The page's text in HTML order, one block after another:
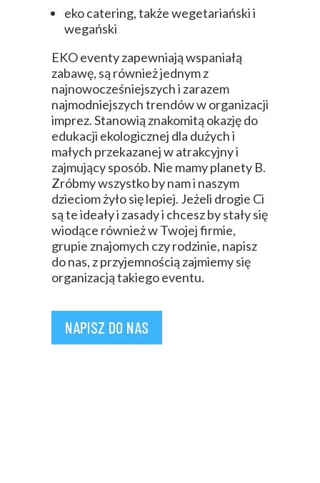
eko catering, także wegetariański i
wegański
EKO eventy zapewniają wspaniałą
zabawę, są również jednym z
najnowocześniejszych i zarazem
najmodniejszych trendów w organizacji
imprez. Stanowią znakomitą okazję do
edukacji ekologicznej dla dużych i
małych przekazanej w atrakcyjny i
zajmujący sposób. Nie mamy planety B.
Zróbmy wszystko by nam i naszym
dzieciom żyło się lepiej. Jeżeli drogie Ci
są te ideały i zasady i chcesz by stały się
wiodące również w Twojej firmie,
grupie znajomych czy rodzinie, napisz
do nas, z przyjemnością zajmiemy się
organizacją takiego eventu.
NAPISZ DO NAS